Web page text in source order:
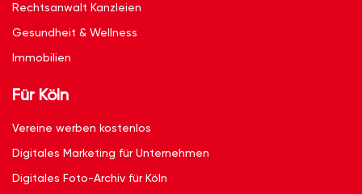
Rechtsanwalt Kanzleien
Gesundheit & Wellness
Immobilien
Für Köln
Vereine werben kostenlos
Digitales Marketing für Unternehmen
Digitales Foto-Archiv für Köln